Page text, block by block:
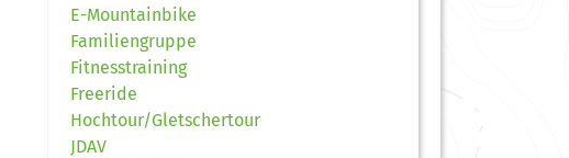
E-Mountainbike
Familiengruppe
Fitnesstraining
Freeride
Hochtour/Gletschertour
JDAV